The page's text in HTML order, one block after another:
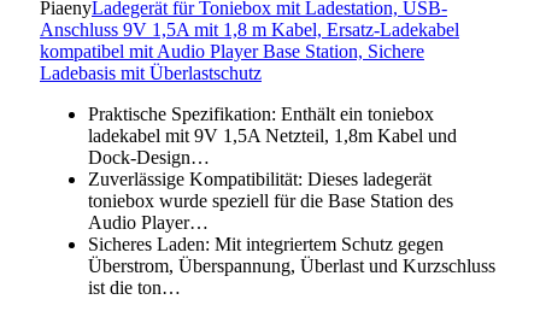
PiaenyLadegerät für Toniebox mit Ladestation, USB-
Anschluss 9V 1,5A mit 1,8 m Kabel, Ersatz-Ladekabel
kompatibel mit Audio Player Base Station, Sichere
Ladebasis mit Überlastschutz
Praktische Spezifikation: Enthält ein toniebox
ladekabel mit 9V 1,5A Netzteil, 1,8m Kabel und
Dock-Design…
Zuverlässige Kompatibilität: Dieses ladegerät
toniebox wurde speziell für die Base Station des
Audio Player…
Sicheres Laden: Mit integriertem Schutz gegen
Überstrom, Überspannung, Überlast und Kurzschluss
ist die ton…